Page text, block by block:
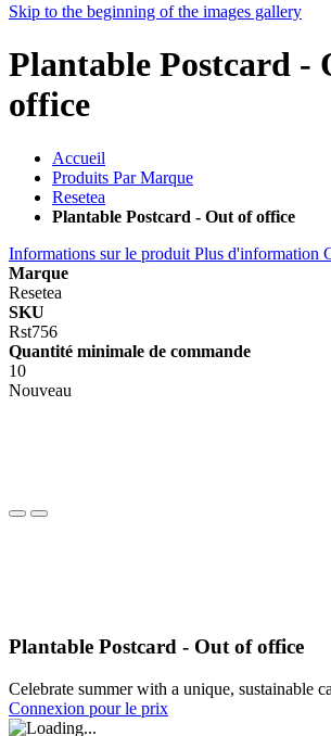
Skip to the beginning of the images gallery
Plantable Postcard -
office
Accueil
Produits Par Marque
Resetea
Plantable Postcard - Out of office
Informations sur le produit Plus d'information
Marque
Resetea
SKU
Rst756
Quantité minimale de commande
10
Nouveau
Plantable Postcard - Out of office
Celebrate summer with a unique, sustainable
Connexion pour le prix